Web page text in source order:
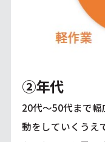
②年代
20代～50代まで
動をしていくうえ